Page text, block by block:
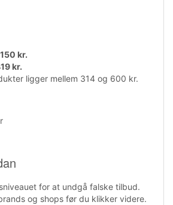
150 kr.
kr.
ligger mellem 314 og 600 kr.
for at undgå falske tilbud.
og shops før du klikker videre.